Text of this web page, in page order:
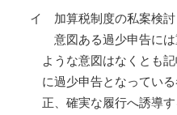
イ 加算税制度の私案検討
意図ある過少申告に
ような意図はなくとも
に過少申告となってい
正、確実な履行へ誘導